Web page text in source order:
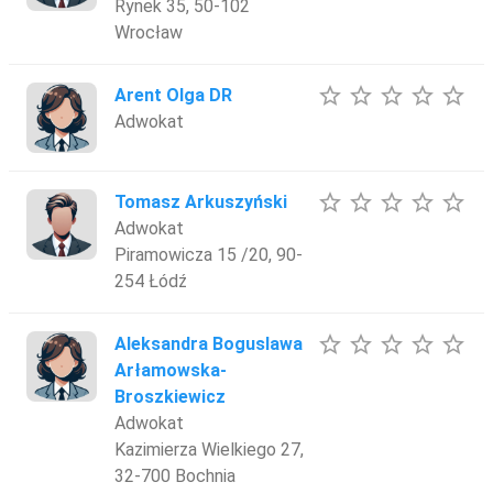
Rynek 35, 50-102
Wrocław
Arent Olga DR
Adwokat
star_border star_border star_border star_border star_border
Tomasz Arkuszyński
Adwokat
Piramowicza 15 /20, 90-
254 Łódź
star_border star_border star_border star_border star_border
Aleksandra Boguslawa
Arłamowska-
Broszkiewicz
Adwokat
Kazimierza Wielkiego 27,
32-700 Bochnia
star_border star_border star_border star_border star_border